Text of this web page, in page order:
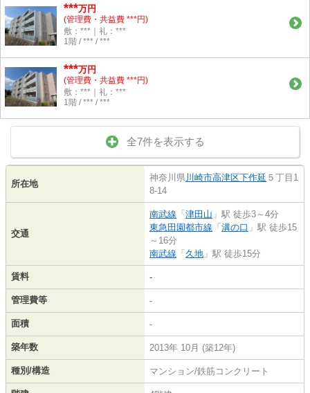
***万円
(管理費・共益費 ***円)
敷：***｜礼：***
1階 / *** / ***
***万円
(管理費・共益費 ***円)
敷：***｜礼：***
1階 / *** / ***
全7件を表示する
所在地
神奈川県川崎市高津区下作延 ５丁目1
8-14
交通
南武線 「 津田山 」駅 徒歩3～4分
東急田園都市線 「 溝の口 」駅 徒歩15
～16分
南武線 「 久地 」駅 徒歩15分
賃料 -
管理費等 -
面積 -
築年数 2013年 10月 (築12年)
種別/構造 マンション/鉄筋コンクリート